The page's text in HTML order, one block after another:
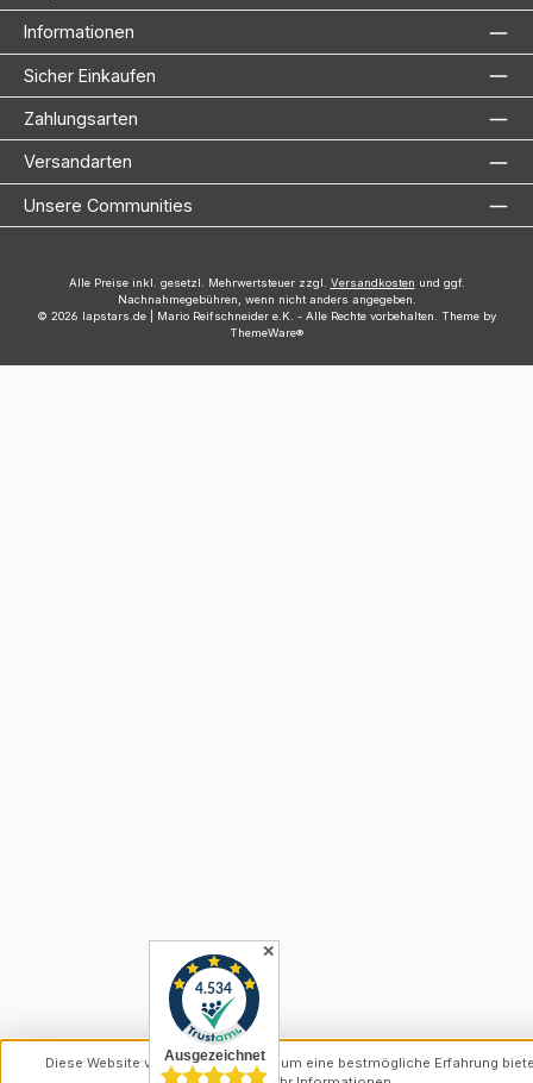
Informationen
Sicher Einkaufen
Zahlungsarten
Versandarten
Unsere Communities
Alle Preise inkl. gesetzl. Mehrwertsteuer zzgl. Versandkosten und ggf.
Nachnahmegebühren, wenn nicht anders angegeben.
© 2026 lapstars.de | Mario Reifschneider e.K. - Alle Rechte vorbehalten. Theme by
ThemeWare®
✕
Diese Website verwendet Cookies, um eine bestmögliche Erfahrung